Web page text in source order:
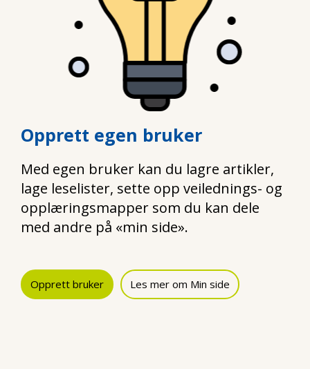
Opprett egen bruker
Med egen bruker kan du lagre artikler,
lage leselister, sette opp veilednings- og
opplæringsmapper som du kan dele
med andre på «min side».
Opprett bruker Les mer om Min side